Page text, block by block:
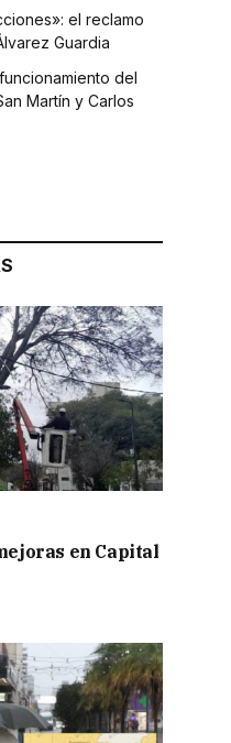
el reclamo
Guardia
del
Martín y Carlos
en Capital